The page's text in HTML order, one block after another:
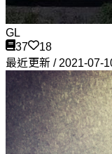
GL
37
18
最近更新 / 2021-07-